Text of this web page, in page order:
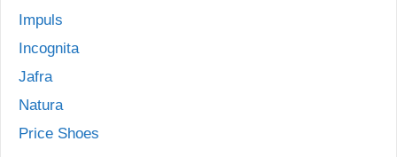
Impuls
Incognita
Jafra
Natura
Price Shoes